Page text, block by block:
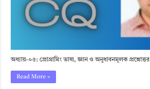
অধ্যায়-০৫: প্রোগ্রামিং ভাষা, জ্ঞান ও অনুধাবনমূলক প্রশ্নোত্তর
Read More »